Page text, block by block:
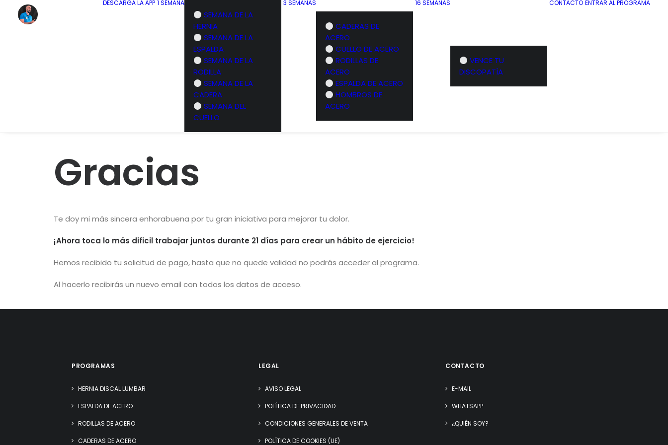
DESCARGA LA APP 1 SEMANA
SEMANA DE LA
HERNIA
SEMANA DE LA
ESPALDA
SEMANA DE LA
RODILLA
SEMANA DE LA
CADERA
SEMANA DEL
CUELLO
3 SEMANAS
CADERAS DE
ACERO
CUELLO DE ACERO
RODILLAS DE
ACERO
ESPALDA DE ACERO
HOMBROS DE
ACERO
16 SEMANAS
VENCE TU
DISCOPATÍA
CONTACTO ENTRAR AL PROGRAMA
Gracias
Te doy mi más sincera enhorabuena por tu gran iniciativa para mejorar tu dolor.
¡Ahora toca lo más dificil trabajar juntos durante 21 días para crear un hábito de ejercicio!
Hemos recibido tu solicitud de pago, hasta que no quede validad no podrás acceder al programa.
Al hacerlo recibirás un nuevo email con todos los datos de acceso.
PROGRAMAS
HERNIA DISCAL LUMBAR
ESPALDA DE ACERO
RODILLAS DE ACERO
CADERAS DE ACERO
LEGAL
AVISO LEGAL
POLÍTICA DE PRIVACIDAD
CONDICIONES GENERALES DE VENTA
POLÍTICA DE COOKIES (UE)
CONTACTO
E-MAIL
WHATSAPP
¿QUIÉN SOY?